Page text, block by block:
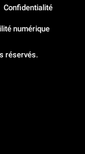
réservés.
Confidentialité
numérique